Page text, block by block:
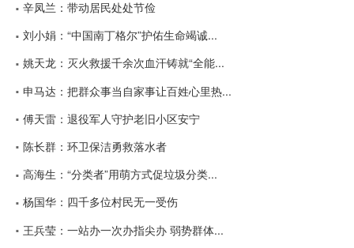
辛凤兰：带动居民处处节俭
刘小娟：“中国南丁格尔”护佑生命竭诚...
姚天龙：灭火救援千余次血汗铸就“全能...
申马达：把群众事当自家事让百姓心里热...
傅天雷：退役军人守护老旧小区安宁
陈长群：环卫保洁勇救落水者
高海生：“分类者”用萌方式促垃圾分类...
杨国华：四千多位村民无一受伤
王兵莹：一站办一次办指尖办 弱势群体...